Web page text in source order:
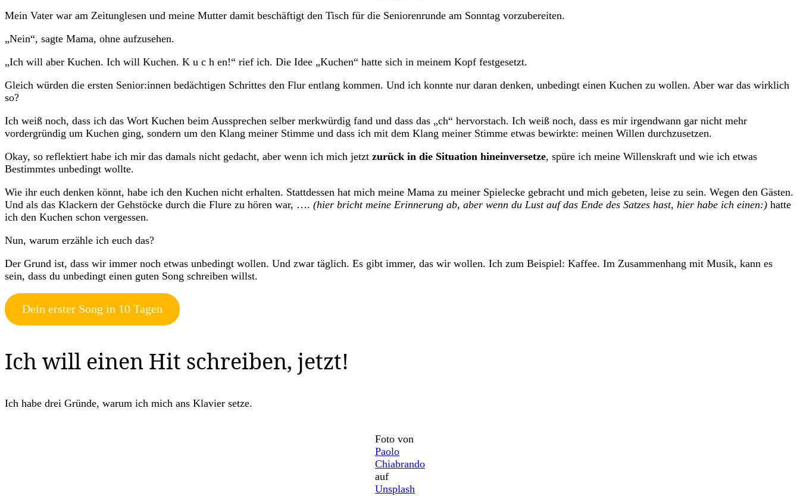
Mein Vater war am Zeitunglesen und meine Mutter damit beschäftigt den Tisch für die Seniorenrunde am Sonntag vorzubereiten.
„Nein“, sagte Mama, ohne aufzusehen.
„Ich will aber Kuchen. Ich will Kuchen. K u c h en!“ rief ich. Die Idee „Kuchen“ hatte sich in meinem Kopf festgesetzt.
Gleich würden die ersten Senior:innen bedächtigen Schrittes den Flur entlang kommen. Und ich konnte nur daran denken, unbedingt einen Kuchen zu wollen. Aber war das wirklich
so?
Ich weiß noch, dass ich das Wort Kuchen beim Aussprechen selber merkwürdig fand und dass das „ch“ hervorstach. Ich weiß noch, dass es mir irgendwann gar nicht mehr
vordergründig um Kuchen ging, sondern um den Klang meiner Stimme und dass ich mit dem Klang meiner Stimme etwas bewirkte: meinen Willen durchzusetzen.
Okay, so reflektiert habe ich mir das damals nicht gedacht, aber wenn ich mich jetzt zurück in die Situation hineinversetze, spüre ich meine Willenskraft und wie ich etwas
Bestimmtes unbedingt wollte.
Wie ihr euch denken könnt, habe ich den Kuchen nicht erhalten. Stattdessen hat mich meine Mama zu meiner Spielecke gebracht und mich gebeten, leise zu sein. Wegen den Gästen.
Und als das Klackern der Gehstöcke durch die Flure zu hören war, …. (hier bricht meine Erinnerung ab, aber wenn du Lust auf das Ende des Satzes hast, hier habe ich einen:) hatte
ich den Kuchen schon vergessen.
Nun, warum erzähle ich euch das?
Der Grund ist, dass wir immer noch etwas unbedingt wollen. Und zwar täglich. Es gibt immer, das wir wollen. Ich zum Beispiel: Kaffee. Im Zusammenhang mit Musik, kann es
sein, dass du unbedingt einen guten Song schreiben willst.
Dein erster Song in 10 Tagen
Ich will einen Hit schreiben, jetzt!
Ich habe drei Gründe, warum ich mich ans Klavier setze.
Foto von
Paolo
Chiabrando
auf
Unsplash